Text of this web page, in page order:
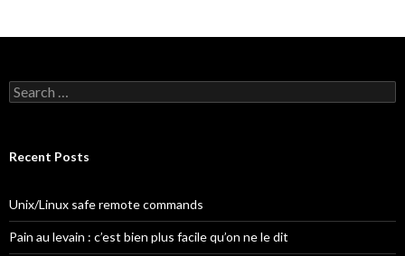
S
e
c
o
r
:
Recent Posts
Unix/Linux safe remote commands
Pain au levain : c’est bien plus facile qu’on ne le dit